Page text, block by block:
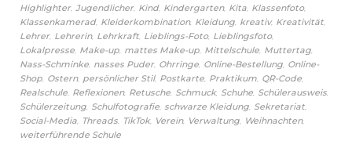
Highlighter, Jugendlicher, Kind, Kindergarten, Kita Klassenfoto,
Klassenkamerad, Kleiderkombination, Kleidung kreativ, Kreativität
Lehrer, Lehrerin, Lehrkraft Lieblings-Foto, Lieblingsfoto,
Lokalpresse Make-up mattes Make-up Mittelschule Muttertag
Nass-Schminke nasses Puder, Ohrringe Online-Bestellung Online-
Shop Ostern, persönlicher Stil, Postkarte Praktikum QR-Code
Realschule Reflexionen, Retusche Schmuck, Schuhe Schülerausweis
Schülerzeitung Schulfotografie schwarze Kleidung Sekretariat
Social-Media Threads TikTok, Verein, Verwaltung Weihnachten,
weiterführende Schule